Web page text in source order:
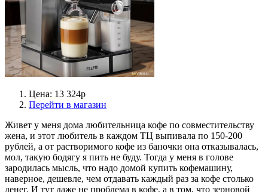
Цена: 13 324р
Перейти в магазин
Живет у меня дома любительница кофе по совместительству
жена, и этот любитель в каждом ТЦ выпивала по 150-200
рублей, а от растворимого кофе из баночки она отказывалась,
мол, такую бодягу я пить не буду. Тогда у меня в голове
зародилась мысль, что надо домой купить кофемашину,
наверное, дешевле, чем отдавать каждый раз за кофе столько
денег. И тут даже не проблема в кофе, а в том, что зерновой